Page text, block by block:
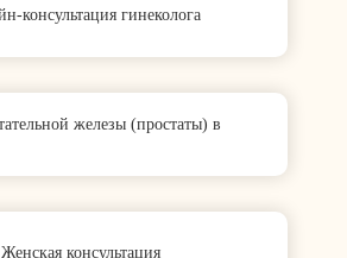
консультация гинеколога
железы (простаты) в
Женская консультация